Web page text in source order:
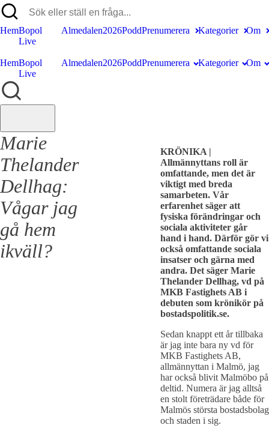
HemBopol
Live
Almedalen2026PoddPrenumerera Kategorier Om
HemBopol
Live
Almedalen2026PoddPrenumerera Kategorier Om
Marie
Thelander
Dellhag:
Vågar jag
gå hem
ikväll?
KRÖNIKA |
Allmännyttans roll är
omfattande, men det är
viktigt med breda
samarbeten. Vår
erfarenhet säger att
fysiska förändringar och
sociala aktiviteter går
hand i hand. Därför gör vi
också omfattande sociala
insatser och gärna med
andra. Det säger Marie
Thelander Dellhag, vd på
MKB Fastighets AB i
debuten som krönikör på
bostadspolitik.se.
Sedan knappt ett år tillbaka
är jag inte bara ny vd för
MKB Fastighets AB,
allmännyttan i Malmö, jag
har också blivit Malmöbo på
deltid. Numera är jag alltså
en stolt företrädare både för
Malmös största bostadsbolag
och staden i sig.